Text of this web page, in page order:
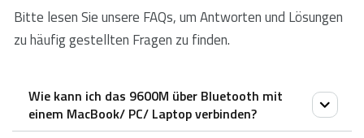
Bitte lesen Sie unsere FAQs, um Antworten und Lösungen
zu häufig gestellten Fragen zu finden.
Wie kann ich das 9600M über Bluetooth mit
einem MacBook/ PC/ Laptop verbinden?